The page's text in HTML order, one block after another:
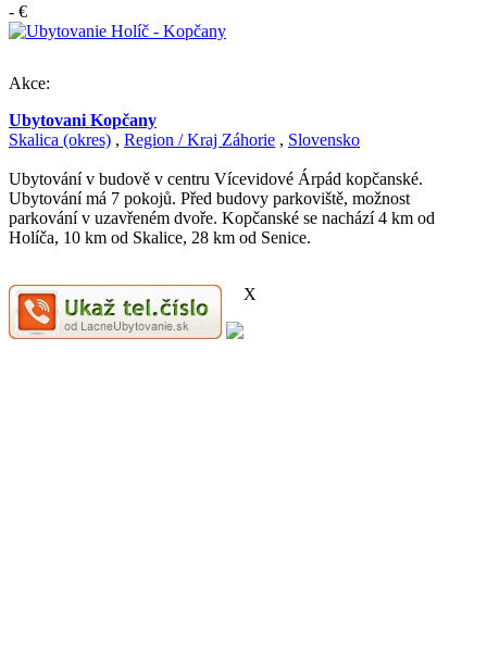
- €
Akce:
Ubytovani Kopčany
Skalica (okres) , Region / Kraj Záhorie , Slovensko
Ubytování v budově v centru Vícevidové Árpád kopčanské.
Ubytování má 7 pokojů. Před budovy parkoviště, možnost
parkování v uzavřeném dvoře. Kopčanské se nachází 4 km od
Holíča, 10 km od Skalice, 28 km od Senice.
X